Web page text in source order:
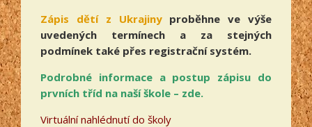
Zápis dětí z Ukrajiny proběhne ve výše
uvedených termínech a za stejných
podmínek také přes registrační systém.
Podrobné informace a postup zápisu do
prvních tříd na naší škole – zde.
Virtuální nahlédnutí do školy